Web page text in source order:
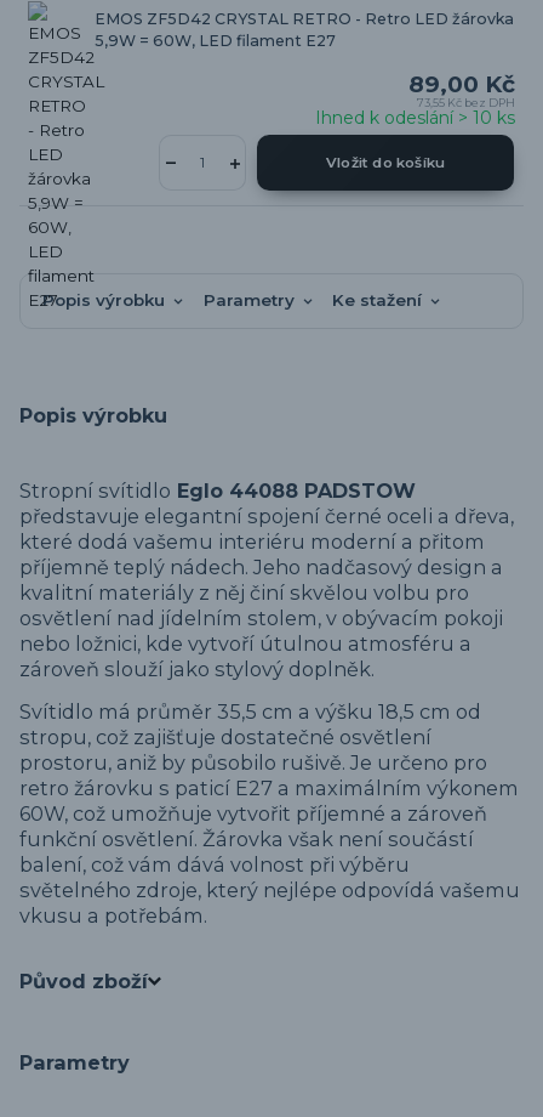
EMOS ZF5D42 CRYSTAL RETRO - Retro LED žárovka
5,9W = 60W, LED filament E27
89,00 Kč
73,55 Kč bez DPH
Ihned k odeslání > 10 ks
Vložit do košíku
Popis výrobku Parametry Ke stažení
Popis výrobku
Stropní svítidlo Eglo 44088 PADSTOW
představuje elegantní spojení černé oceli a dřeva,
které dodá vašemu interiéru moderní a přitom
příjemně teplý nádech. Jeho nadčasový design a
kvalitní materiály z něj činí skvělou volbu pro
osvětlení nad jídelním stolem, v obývacím pokoji
nebo ložnici, kde vytvoří útulnou atmosféru a
zároveň slouží jako stylový doplněk.
Svítidlo má průměr 35,5 cm a výšku 18,5 cm od
stropu, což zajišťuje dostatečné osvětlení
prostoru, aniž by působilo rušivě. Je určeno pro
retro žárovku s paticí E27 a maximálním výkonem
60W, což umožňuje vytvořit příjemné a zároveň
funkční osvětlení. Žárovka však není součástí
balení, což vám dává volnost při výběru
světelného zdroje, který nejlépe odpovídá vašemu
vkusu a potřebám.
Původ zboží
Parametry